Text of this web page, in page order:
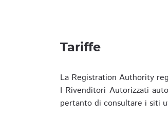
Tariffe
La Registration Authority
I Rivenditori Autorizzati
pertanto di consultare i siti